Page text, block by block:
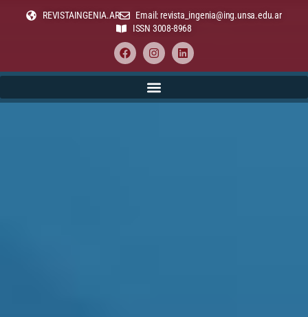
REVISTAINGENIA.AR
Email: revista_ingenia@ing.unsa.edu.ar
ISSN 3008-8968